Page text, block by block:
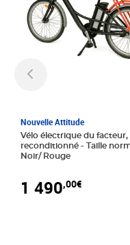
Nouvelle Attitude
Vélo électrique du facteur,
reconditionné - Taille normale -
Noir/ Rouge
1 490,00€